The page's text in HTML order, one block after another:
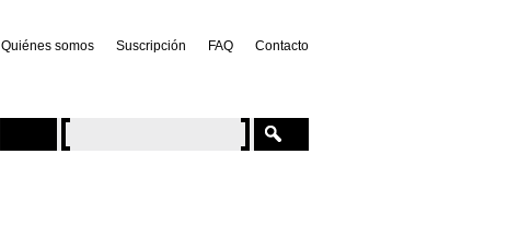
Quiénes somos Suscripción FAQ Contacto